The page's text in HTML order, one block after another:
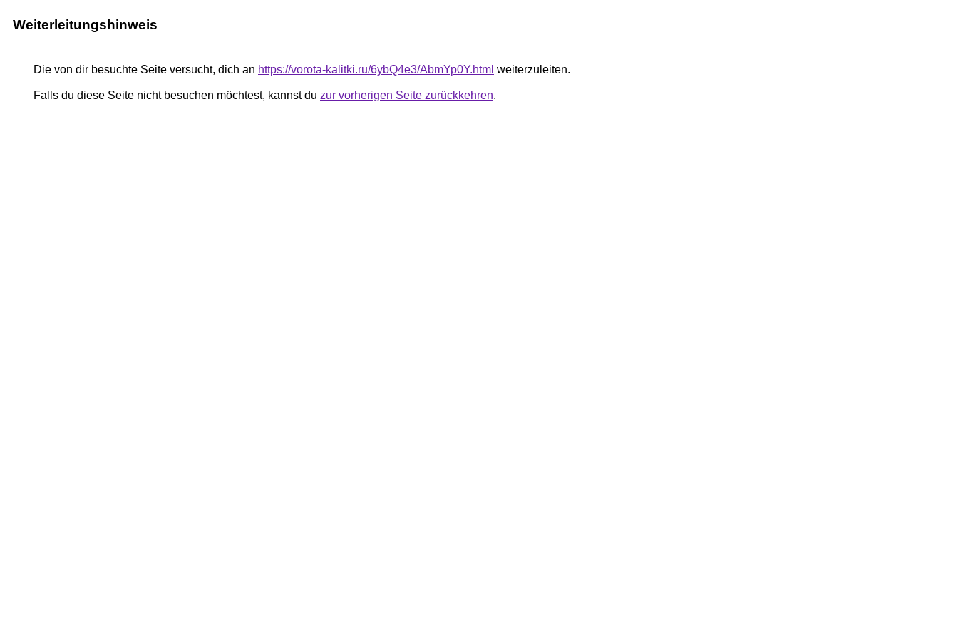
Weiterleitungshinweis
Die von dir besuchte Seite versucht, dich an https://vorota-kalitki.ru/6ybQ4e3/AbmYp0Y.html weiterzuleiten.
Falls du diese Seite nicht besuchen möchtest, kannst du zur vorherigen Seite zurückkehren.